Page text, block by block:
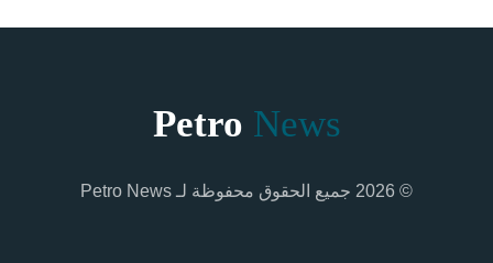
Petro News
© 2026 جميع الحقوق محفوظة لـ Petro News